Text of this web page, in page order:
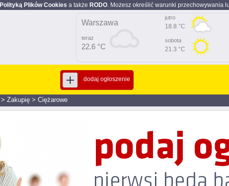
Polityką Plików Cookies a także RODO. Możesz określić warunki przechowywania
Warszawa
teraz
22.6 °C
jutro
18.8 °C
sobota
21.3 °C
dodaj ogłoszenie
> Zakupię > Ciężarowe